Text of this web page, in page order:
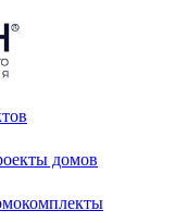
домов